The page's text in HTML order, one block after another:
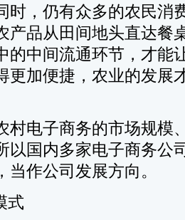
时，仍有众多的农民消
产品从田间地头直达餐
的中间流通环节，才能
更加便捷，农业的发展
电子商务的市场规模
以国内多家电子商务公
当作公司发展方向。
式